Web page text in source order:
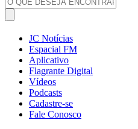
JC Notícias
Espacial FM
Aplicativo
Flagrante Digital
Vídeos
Podcasts
Cadastre-se
Fale Conosco